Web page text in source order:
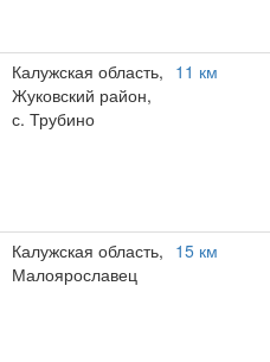
Калужская область,
Жуковский район,
с. Трубино
11 км
Калужская область,
Малоярославец
15 км